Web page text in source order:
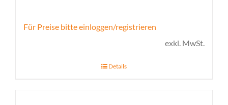
Für Preise bitte einloggen/registrieren
exkl. MwSt.
Details